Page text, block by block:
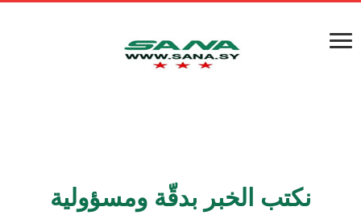
نكتب الخبر بدقّة ومسؤولية